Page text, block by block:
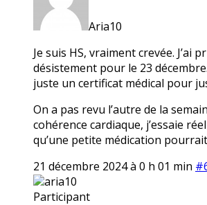
Aria10
Je suis HS, vraiment crevée. J’ai
désistement pour le 23
juste un certificat médical pour
On a pas revu l’autre de la
cohérence cardiaque, j’essaie
qu’une petite médication
21 décembre 2024 à 0 h 01 min
aria10
Participant